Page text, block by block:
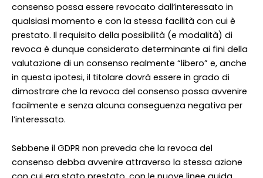
consenso possa essere revocato dall’interessato in
qualsiasi momento e con la stessa facilità con cui è
prestato. Il requisito della possibilità (e modalità) di
revoca è dunque considerato determinante ai fini della
valutazione di un consenso realmente “libero” e, anche
in questa ipotesi, il titolare dovrà essere in grado di
dimostrare che la revoca del consenso possa avvenire
facilmente e senza alcuna conseguenza negativa per
l’interessato.
Sebbene il GDPR non preveda che la revoca del
consenso debba avvenire attraverso la stessa azione